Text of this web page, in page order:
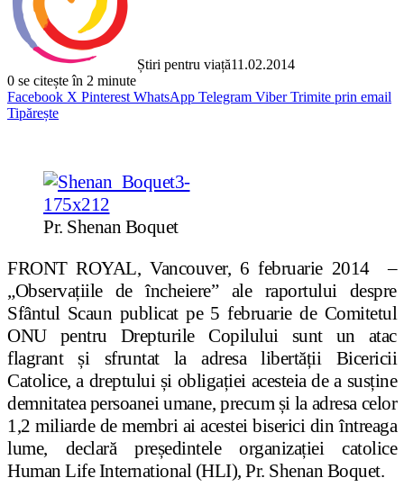
Știri pentru viață11.02.2014
0 se citește în 2 minute
Facebook X Pinterest WhatsApp Telegram Viber Trimite prin email
Tipărește
Pr. Shenan Boquet
FRONT ROYAL, Vancouver, 6 februarie 2014 –
„Observațiile de încheiere” ale raportului despre
Sfântul Scaun publicat pe 5 februarie de Comitetul
ONU pentru Drepturile Copilului sunt un atac
flagrant și sfruntat la adresa libertății Bicericii
Catolice, a dreptului și obligației acesteia de a susține
demnitatea persoanei umane, precum și la adresa celor
1,2 miliarde de membri ai acestei biserici din întreaga
lume, declară președintele organizației catolice
Human Life International (HLI), Pr. Shenan Boquet.